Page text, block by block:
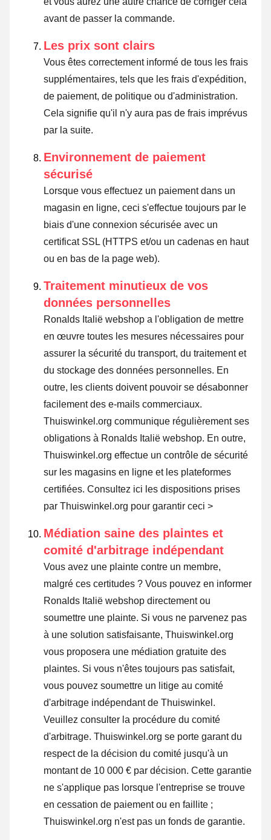
avant de passer la commande.
Les prix sont clairs
Vous êtes correctement informé de tous les frais
supplémentaires, tels que les frais d'expédition,
de paiement, de politique ou d'administration.
Cela signifie qu'il n'y aura pas de frais imprévus
par la suite.
Environnement de paiement
sécurisé
Lorsque vous effectuez un paiement dans un
magasin en ligne, ceci s'effectue toujours par le
biais d'une connexion sécurisée avec un
certificat SSL (HTTPS et/ou un cadenas en haut
ou en bas de la page web).
Traitement minutieux de vos
données personnelles
Ronalds Italië webshop a l'obligation de mettre
en œuvre toutes les mesures nécessaires pour
assurer la sécurité du transport, du traitement et
du stockage des données personnelles. En
outre, les clients doivent pouvoir se désabonner
facilement des e-mails commerciaux.
Thuiswinkel.org communique régulièrement ses
obligations à Ronalds Italië webshop. En outre,
Thuiswinkel.org effectue un contrôle de sécurité
sur les magasins en ligne et les plateformes
certifiées. Consultez ici les dispositions prises
par Thuiswinkel.org pour garantir ceci >
Médiation saine des plaintes et
comité d'arbitrage indépendant
Vous avez une plainte contre un membre,
malgré ces certitudes ? Vous pouvez en informer
Ronalds Italië webshop directement ou
soumettre une plainte. Si vous ne parvenez pas
à une solution satisfaisante, Thuiswinkel.org
vous proposera une médiation gratuite des
plaintes. Si vous n'êtes toujours pas satisfait,
vous pouvez soumettre un litige au comité
d'arbitrage indépendant de Thuiswinkel.
Veuillez consulter la procédure du comité
d'arbitrage. Thuiswinkel.org se porte garant du
respect de la décision du comité jusqu'à un
montant de 10 000 € par décision. Cette garantie
ne s'applique pas lorsque l'entreprise se trouve
en cessation de paiement ou en faillite ;
Thuiswinkel.org n'est pas un fonds de garantie.